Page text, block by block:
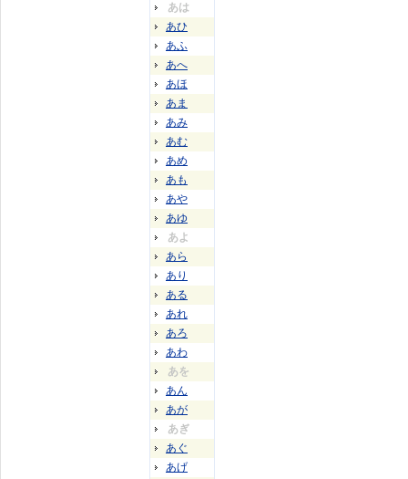
あは
あひ
あふ
あへ
あほ
あま
あみ
あむ
あめ
あも
あや
あゆ
あよ
あら
あり
ある
あれ
あろ
あわ
あを
あん
あが
あぎ
あぐ
あげ